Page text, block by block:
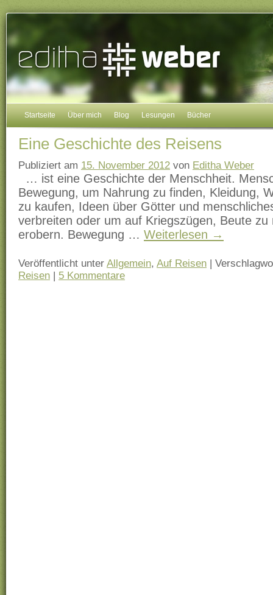
Startseite Über mich Blog Lesungen Bücher
Eine Geschichte des Reisens
Publiziert am 15. November 2012 von Editha Weber
… ist eine Geschichte der Menschheit.
Bewegung, um Nahrung zu finden, Kleidung,
zu kaufen, Ideen über Götter und
verbreiten oder um auf Kriegszügen, Beute
erobern. Bewegung … Weiterlesen →
Veröffentlicht unter Allgemein, Auf Reisen |
Reisen | 5 Kommentare